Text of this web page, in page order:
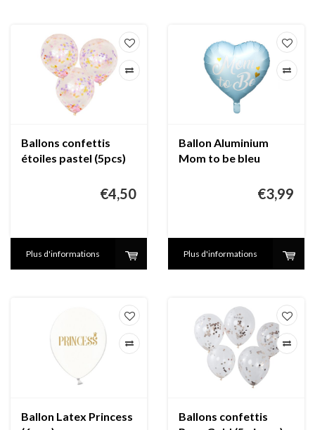
Ballons confettis
étoiles pastel (5pcs)
€4,50
Plus d'informations
Ballon Aluminium
Mom to be bleu
€3,99
Plus d'informations
Ballon Latex Princess
Ballons confettis